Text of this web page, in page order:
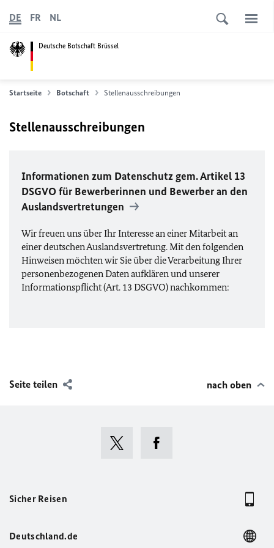
Deutsche Botschaft Brüssel
DE FR NL
Startseite Botschaft Stellenausschreibungen
Stellenausschreibungen
Informationen zum Datenschutz gem. Artikel 13
DSGVOfür Bewerberinnen und Bewerber an den
Auslandsvertretungen
Wir freuen uns über Ihr Interesse an einer Mitarbeit an
einer deutschen Auslandsvertretung. Mit den folgenden
Hinweisen möchten wir Sie über die Verarbeitung Ihrer
personenbezogenen Daten aufklären und unserer
Informationspflicht (Art. 13 DSGVO) nachkommen:
Seite teilen nach oben
Sicher Reisen
Deutschland.de